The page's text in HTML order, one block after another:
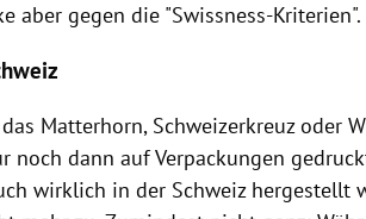
aber gegen die "Swissness-Kriterien".
Matterhorn, Schweizerkreuz oder
noch dann auf Verpackungen
wirklich in der Schweiz hergestellt